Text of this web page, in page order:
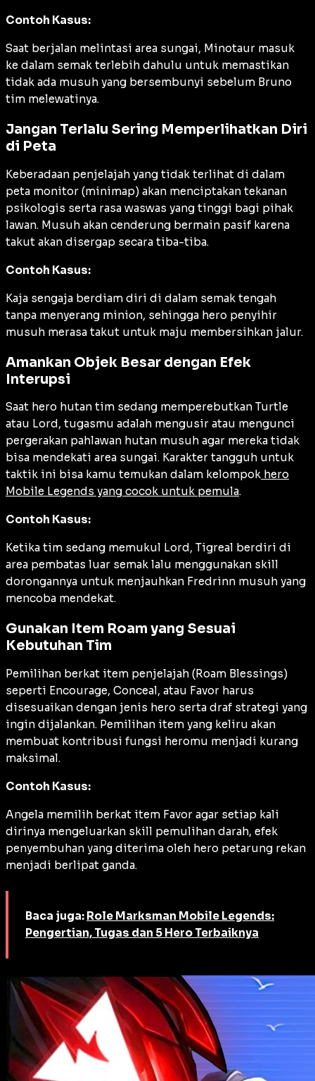
Contoh Kasus:
Saat berjalan melintasi area sungai, Minotaur masuk
ke dalam semak terlebih dahulu untuk memastikan
tidak ada musuh yang bersembunyi sebelum Bruno
tim melewatinya.
Jangan Terlalu Sering Memperlihatkan Diri
di Peta
Keberadaan penjelajah yang tidak terlihat di dalam
peta monitor (minimap) akan menciptakan tekanan
psikologis serta rasa waswas yang tinggi bagi pihak
lawan. Musuh akan cenderung bermain pasif karena
takut akan disergap secara tiba-tiba.
Contoh Kasus:
Kaja sengaja berdiam diri di dalam semak tengah
tanpa menyerang minion, sehingga hero penyihir
musuh merasa takut untuk maju membersihkan jalur.
Amankan Objek Besar dengan Efek
Interupsi
Saat hero hutan tim sedang memperebutkan Turtle
atau Lord, tugasmu adalah mengusir atau mengunci
pergerakan pahlawan hutan musuh agar mereka tidak
bisa mendekati area sungai. Karakter tangguh untuk
taktik ini bisa kamu temukan dalam kelompok hero
Mobile Legends yang cocok untuk pemula.
Contoh Kasus:
Ketika tim sedang memukul Lord, Tigreal berdiri di
area pembatas luar semak lalu menggunakan skill
dorongannya untuk menjauhkan Fredrinn musuh yang
mencoba mendekat.
Gunakan Item Roam yang Sesuai
Kebutuhan Tim
Pemilihan berkat item penjelajah (Roam Blessings)
seperti Encourage, Conceal, atau Favor harus
disesuaikan dengan jenis hero serta draf strategi yang
ingin dijalankan. Pemilihan item yang keliru akan
membuat kontribusi fungsi heromu menjadi kurang
maksimal.
Contoh Kasus:
Angela memilih berkat item Favor agar setiap kali
dirinya mengeluarkan skill pemulihan darah, efek
penyembuhan yang diterima oleh hero petarung rekan
menjadi berlipat ganda.
Baca juga: Role Marksman Mobile Legends:
Pengertian, Tugas dan 5 Hero Terbaiknya